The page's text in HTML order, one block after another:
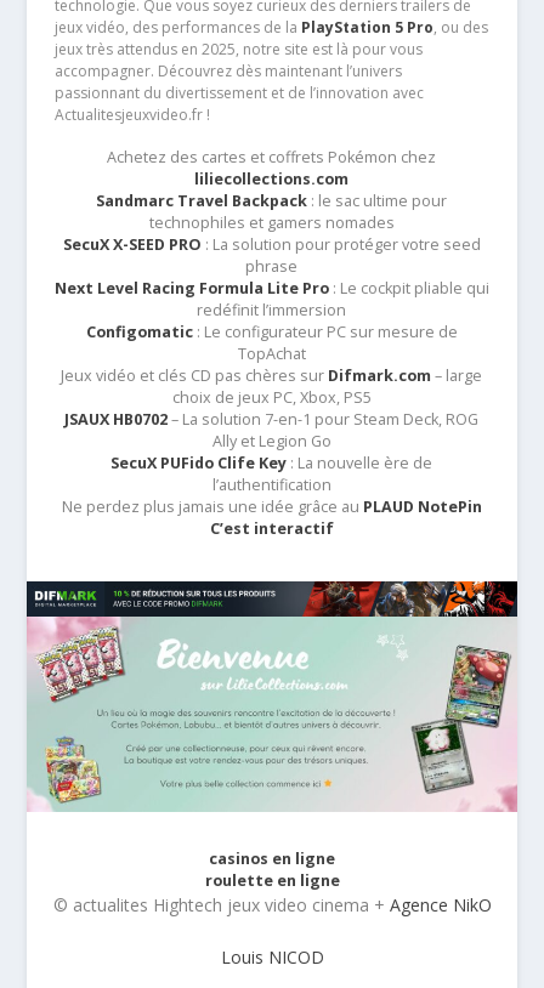
technologie. Que vous soyez curieux des derniers trailers de
jeux vidéo, des performances de la PlayStation 5 Pro, ou des
jeux très attendus en 2025, notre site est là pour vous
accompagner. Découvrez dès maintenant l’univers
passionnant du divertissement et de l’innovation avec
Actualitesjeuxvideo.fr !
Achetez des cartes et coffrets Pokémon chez
liliecollections.com
Sandmarc Travel Backpack : le sac ultime pour
technophiles et gamers nomades
SecuX X-SEED PRO : La solution pour protéger votre seed
phrase
Next Level Racing Formula Lite Pro: Le cockpit pliable qui
redéfinit l’immersion
Configomatic: Le configurateur PC sur mesure de
TopAchat
Jeux vidéo et clés CD pas chères sur Difmark.com – large
choix de jeux PC, Xbox, PS5
JSAUX HB0702– La solution 7-en-1 pour Steam Deck, ROG
Ally et Legion Go
SecuX PUFido Clife Key : La nouvelle ère de
l’authentification
Ne perdez plus jamais une idée grâce au PLAUD NotePin
C’est interactif
casinos en ligne
roulette en ligne
© actualites Hightech jeux video cinema + Agence NikO
Louis NICOD